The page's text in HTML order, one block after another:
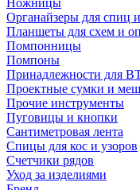
Ножницы
Органайзеры для спиц и
Планшеты для схем и
Помпонницы
Помпоны
Принадлежности для
Проектные сумки и
Прочие инструменты
Пуговицы и кнопки
Сантиметровая лента
Спицы для кос и узоров
Счетчики рядов
Уход за изделиями